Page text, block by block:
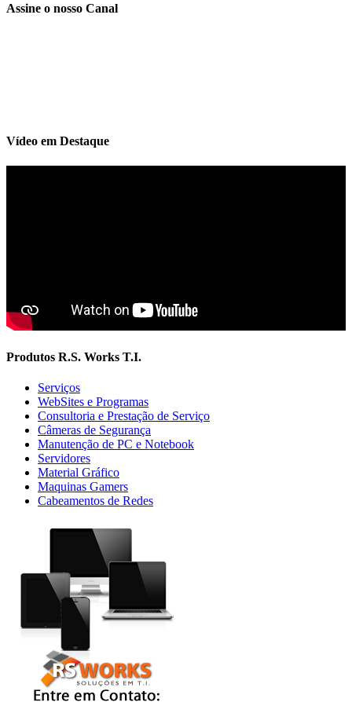
Assine o nosso Canal
Vídeo em Destaque
Produtos R.S. Works T.I.
Serviços
WebSites e Programas
Consultoria e Prestação de Serviço
Câmeras de Segurança
Manutenção de PC e Notebook
Servidores
Material Gráfico
Maquinas Gamers
Cabeamentos de Redes